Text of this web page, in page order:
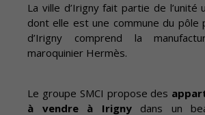
La ville d’Irigny fait partie de l’unité
dont elle est une commune du pôle
d’Irigny comprend la
maroquinier Hermès.
Le groupe SMCI propose des
à vendre à Irigny dans un